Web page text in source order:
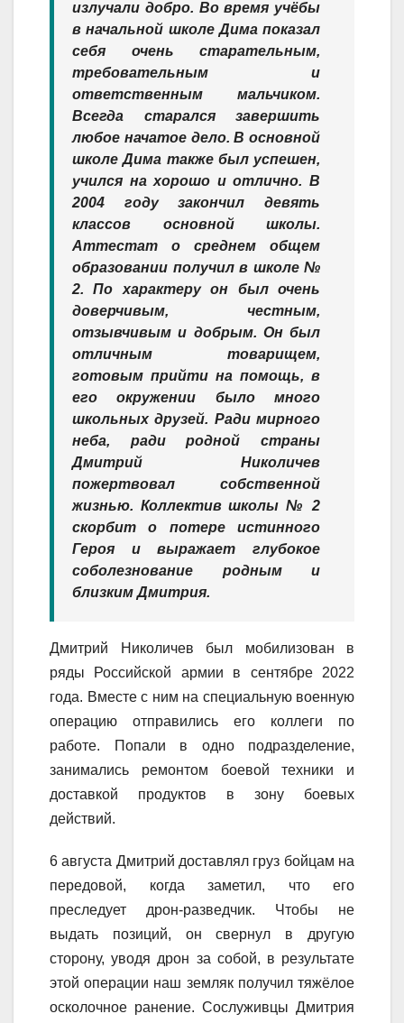
излучали добро. Во время учёбы
в начальной школе Дима показал
себя очень старательным,
требовательным и
ответственным мальчиком.
Всегда старался завершить
любое начатое дело. В основной
школе Дима также был успешен,
учился на хорошо и отлично. В
2004 году закончил девять
классов основной школы.
Аттестат о среднем общем
образовании получил в школе №
2. По характеру он был очень
доверчивым, честным,
отзывчивым и добрым. Он был
отличным товарищем,
готовым прийти на помощь, в
его окружении было много
школьных друзей. Ради мирного
неба, ради родной страны
Дмитрий Николичев
пожертвовал собственной
жизнью. Коллектив школы № 2
скорбит о потере истинного
Героя и выражает глубокое
соболезнование родным и
близким Дмитрия.
Дмитрий Николичев был мобилизован в
ряды Российской армии в сентябре 2022
года. Вместе с ним на специальную военную
операцию отправились его коллеги по
работе. Попали в одно подразделение,
занимались ремонтом боевой техники и
доставкой продуктов в зону боевых
действий.
6 августа Дмитрий доставлял груз бойцам на
передовой, когда заметил, что его
преследует дрон-разведчик. Чтобы не
выдать позиций, он свернул в другую
сторону, уводя дрон за собой, в результате
этой операции наш земляк получил тяжёлое
осколочное ранение. Сослуживцы Дмитрия